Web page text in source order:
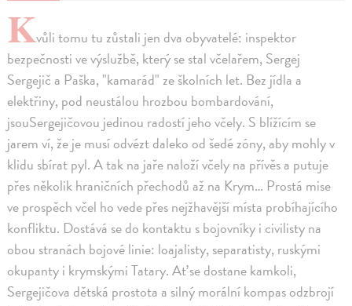
Kvůli tomu tu zůstali jen dva obyvatelé: inspektor
bezpečnosti ve výslužbě, který se stal včelařem, Sergej
Sergejič a Paška, "kamarád" ze školních let. Bez jídla a
elektřiny, pod neustálou hrozbou bombardování,
jsouSergejičovou jedinou radostí jeho včely. S blížícím se
jarem ví, že je musí odvézt daleko od šedé zóny, aby mohly v
klidu sbírat pyl. A tak na jaře naloží včely na přívěs a putuje
přes několik hraničních přechodů až na Krym… Prostá mise
ve prospěch včel ho vede přes nejžhavější místa probíhajícího
konfliktu. Dostává se do kontaktu s bojovníky i civilisty na
obou stranách bojové linie: loajalisty, separatisty, ruskými
okupanty i krymskými Tatary. Ať se dostane kamkoli,
Sergejičova dětská prostota a silný morální kompas odzbrojí